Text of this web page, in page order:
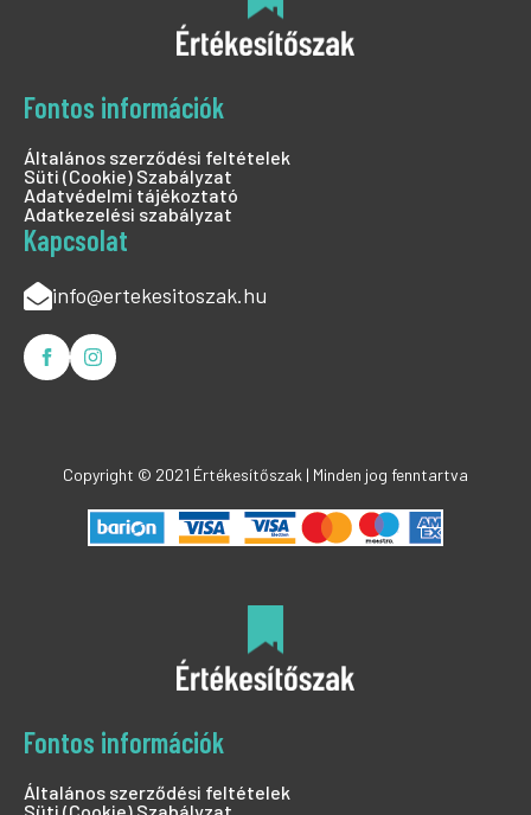
Fontos információk
Általános szerződési feltételek
Süti (Cookie) Szabályzat
Adatvédelmi tájékoztató
Adatkezelési szabályzat
Kapcsolat
info@ertekesitoszak.hu
Copyright © 2021 Értékesítőszak | Minden jog fenntartva
Fontos információk
Általános szerződési feltételek